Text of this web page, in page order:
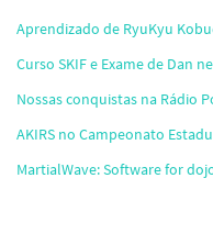
Aprendizado de RyuKyu
Curso SKIF e Exame de Dan
Nossas conquistas na Rádio
AKIRS no Campeonato
MartialWave: Software for